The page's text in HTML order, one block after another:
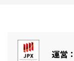
運営